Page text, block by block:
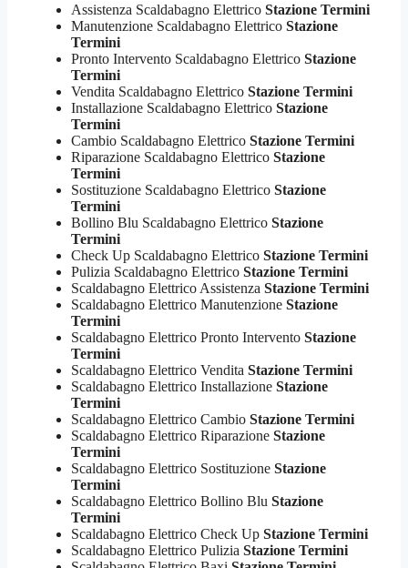
Assistenza Scaldabagno Elettrico Stazione Termini
Manutenzione Scaldabagno Elettrico Stazione
Termini
Pronto Intervento Scaldabagno Elettrico Stazione
Termini
Vendita Scaldabagno Elettrico Stazione Termini
Installazione Scaldabagno Elettrico Stazione
Termini
Cambio Scaldabagno Elettrico Stazione Termini
Riparazione Scaldabagno Elettrico Stazione
Termini
Sostituzione Scaldabagno Elettrico Stazione
Termini
Bollino Blu Scaldabagno Elettrico Stazione
Termini
Check Up Scaldabagno Elettrico Stazione Termini
Pulizia Scaldabagno Elettrico Stazione Termini
Scaldabagno Elettrico Assistenza Stazione Termini
Scaldabagno Elettrico Manutenzione Stazione
Termini
Scaldabagno Elettrico Pronto Intervento Stazione
Termini
Scaldabagno Elettrico Vendita Stazione Termini
Scaldabagno Elettrico Installazione Stazione
Termini
Scaldabagno Elettrico Cambio Stazione Termini
Scaldabagno Elettrico Riparazione Stazione
Termini
Scaldabagno Elettrico Sostituzione Stazione
Termini
Scaldabagno Elettrico Bollino Blu Stazione
Termini
Scaldabagno Elettrico Check Up Stazione Termini
Scaldabagno Elettrico Pulizia Stazione Termini